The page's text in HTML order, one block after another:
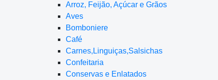
Arroz, Feijão, Açúcar e Grãos
Aves
Bomboniere
Café
Carnes,Linguiças,Salsichas
Confeitaria
Conservas e Enlatados